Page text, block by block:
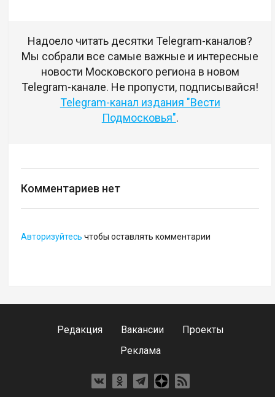
Надоело читать десятки Telegram-каналов?
Мы собрали все самые важные и интересные
новости Московского региона в новом
Telegram-канале. Не пропусти, подписывайся!
Telegram-канал издания "Вести
Подмосковья".
Комментариев нет
Авторизуйтесь чтобы оставлять комментарии
Редакция Вакансии
Проекты
Реклама